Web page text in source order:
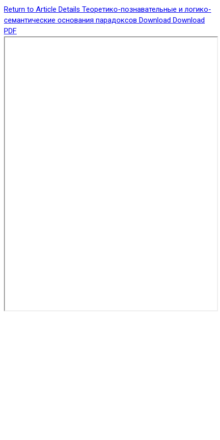
Return to Article Details Теоретико-познавательные и логико-
семантические основания парадоксов Download Download
PDF